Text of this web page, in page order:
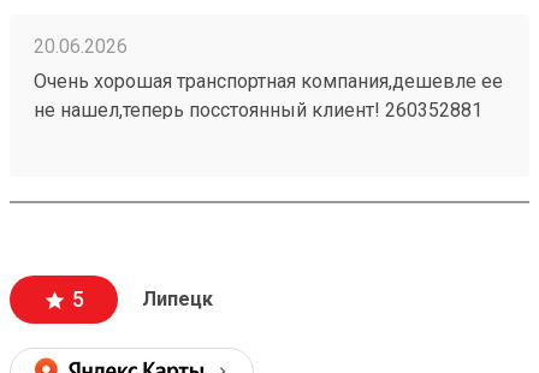
20.06.2026
Очень хорошая транспортная компания,дешевле ее
не нашел,теперь посстоянный клиент! 260352881
5 Липецк